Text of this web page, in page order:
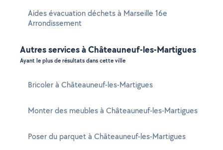
Aides évacuation déchets à Marseille 16e
Arrondissement
Autres services à Châteauneuf-les-Martigues
Ayant le plus de résultats dans cette ville
Bricoler à Châteauneuf-les-Martigues
Monter des meubles à Châteauneuf-les-Martigues
Poser du parquet à Châteauneuf-les-Martigues